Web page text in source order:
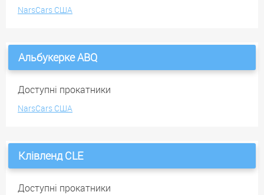
NarsCars США
Альбукерке ABQ
Доступні прокатники
NarsCars США
Клівленд CLE
Доступні прокатники